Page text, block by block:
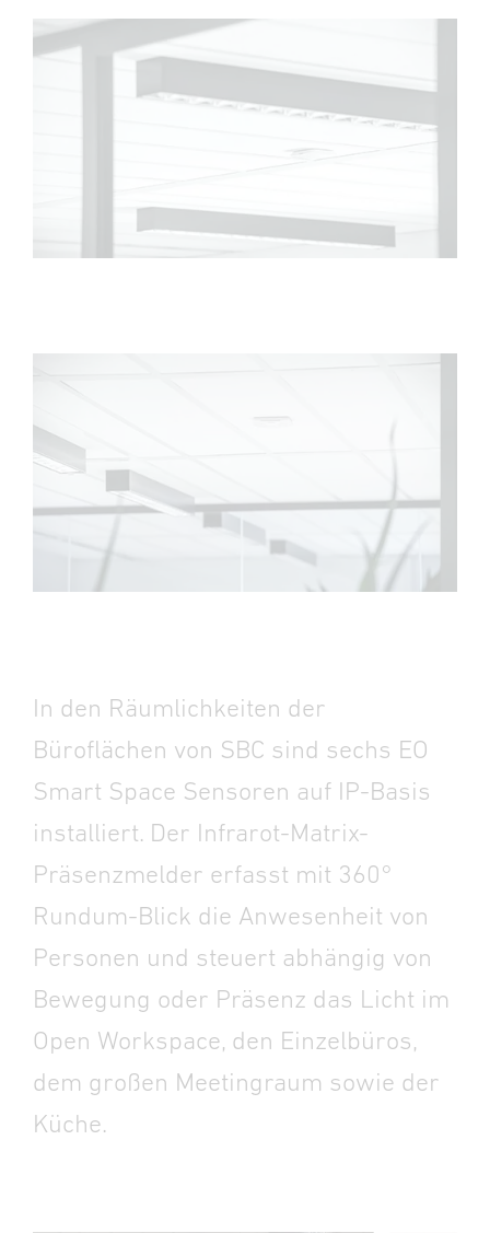
In den Räumlichkeiten der
Büroflächen von SBC sind sechs EO
Smart Space Sensoren auf IP-Basis
installiert. Der Infrarot-Matrix-
Präsenzmelder erfasst mit 360°
Rundum-Blick die Anwesenheit von
Personen und steuert abhängig von
Bewegung oder Präsenz das Licht im
Open Workspace, den Einzelbüros,
dem großen Meetingraum sowie der
Küche.